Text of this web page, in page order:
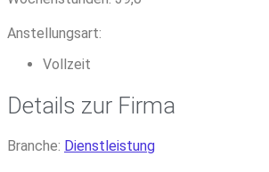
Anstellungsart:
Vollzeit
Details zur Firma
Branche: Dienstleistung